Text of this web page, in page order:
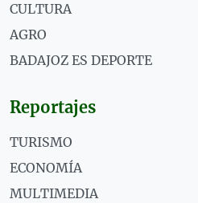
CULTURA
AGRO
BADAJOZ ES DEPORTE
Reportajes
TURISMO
ECONOMÍA
MULTIMEDIA